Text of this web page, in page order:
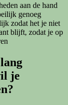
aan de hand
genoeg
zodat het je niet
blijft, zodat je op
je